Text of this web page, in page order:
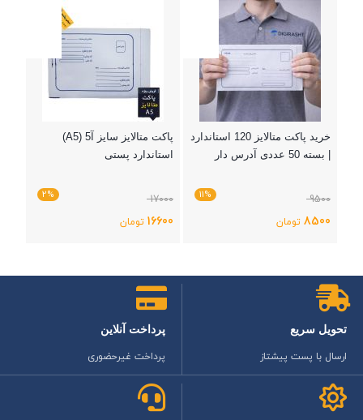
خرید پاکت متالایز 120 استاندارد
| بسته 50 عددی آدرس دار
11% 9500
8500 تومان
پاکت متالایز سایز آ5 (A5)
استاندارد پستی
2% 17000
16600 تومان
تحویل سریع
ارسال با پست پیشتاز
پرداخت آنلاین
پرداخت غیرحضوری